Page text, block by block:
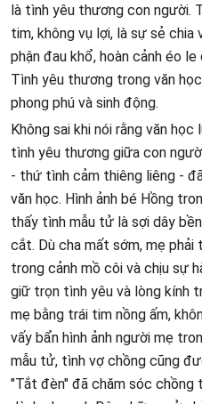
là tình yêu thương con người.
tim, không vụ lợi, là sự sẻ chia
phận đau khổ, hoàn cảnh éo
Tình yêu thương trong văn
phong phú và sinh động.
Không sai khi nói rằng văn học
tình yêu thương giữa con
- thứ tình cảm thiêng liêng -
văn học. Hình ảnh bé Hồng
thấy tình mẫu tử là sợi dây
cắt. Dù cha mất sớm, mẹ
trong cảnh mồ côi và chịu sự
giữ trọn tình yêu và lòng kính
mẹ bằng trái tim nồng ấm,
vấy bẩn hình ảnh người mẹ
mẫu tử, tình vợ chồng cũng
"Tắt đèn" đã chăm sóc chồng